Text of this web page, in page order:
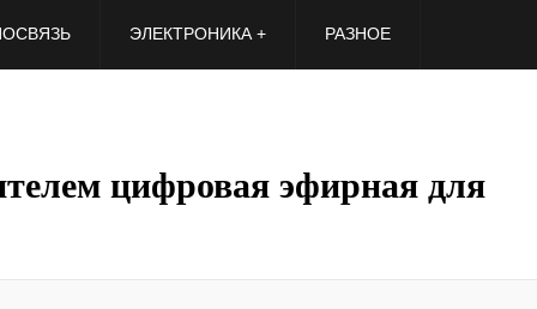
ЭЛЕКТРОНИКА + РАЗНОЕ
цифровая эфирная для